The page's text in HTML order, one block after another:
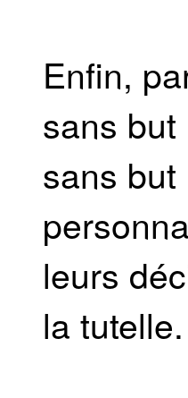
Enfin,
sans
sans
leurs
la tutelle.